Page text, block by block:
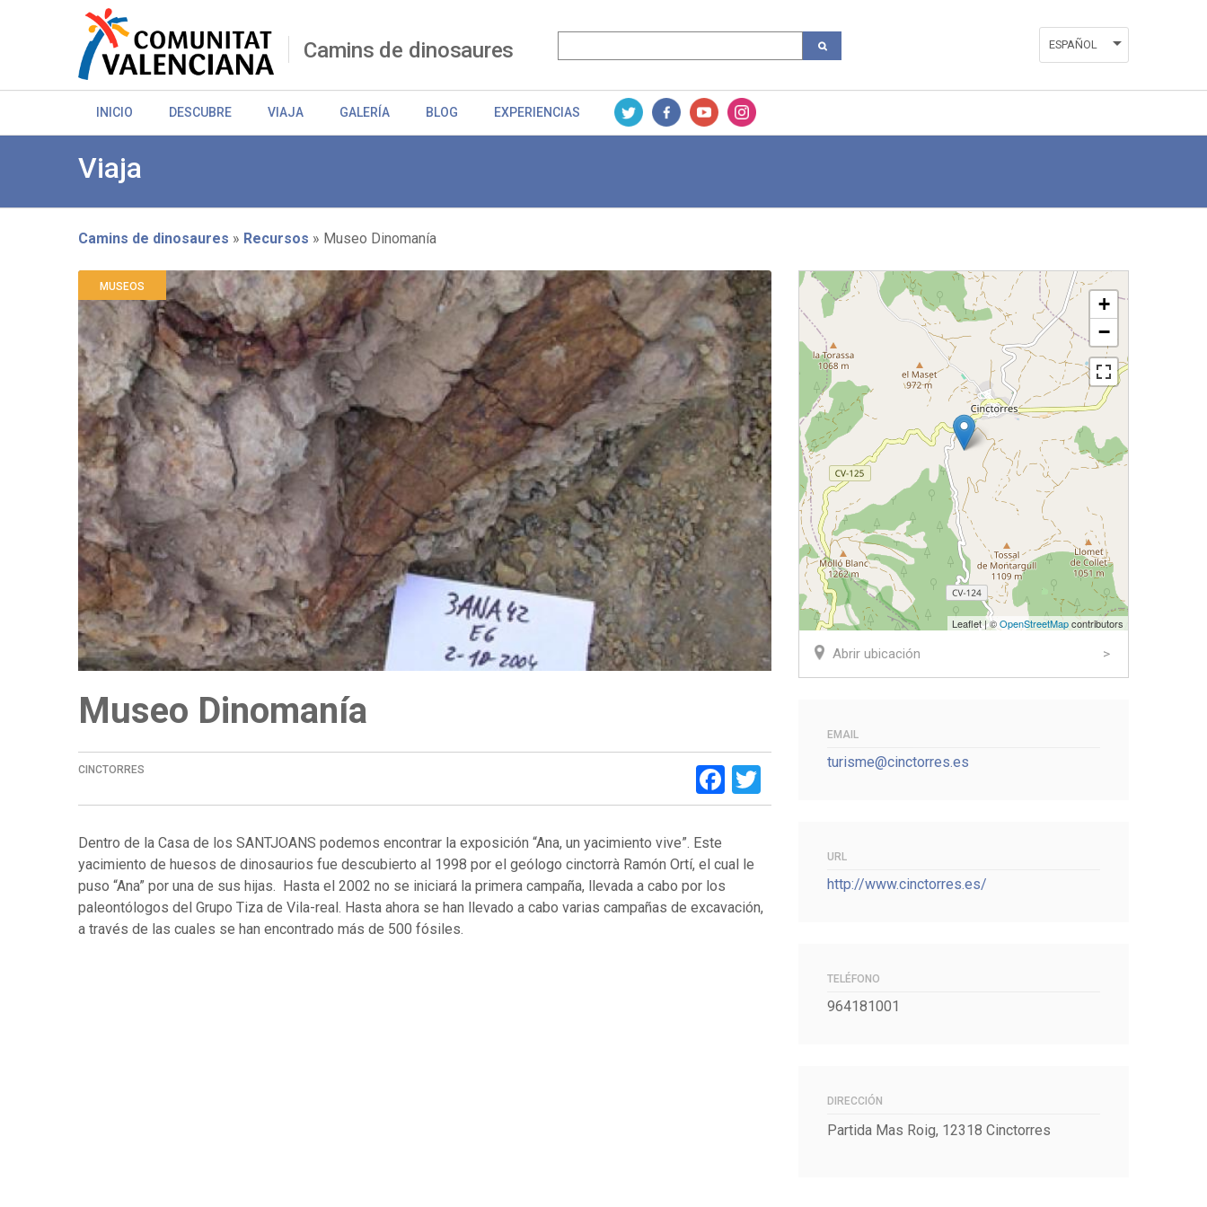
Camins de dinosaures ESPAÑOL
INICIO DESCUBRE VIAJA GALERÍA BLOG EXPERIENCIAS
Viaja
Sobrescribir
enlaces
de
ayuda
a
la
navegación
Camins de dinosaures Recursos Museo Dinomanía
MUSEOS
Museo Dinomanía
CINCTORRES Facebook
Twitter
Dentro de la Casa de los SANTJOANS podemos encontrar la exposición “Ana, un yacimiento vive”. Este
yacimiento de huesos de dinosaurios fue descubierto al 1998 por el geólogo cinctorrà Ramón Ortí, el cual le
puso “Ana” por una de sus hijas. Hasta el 2002 no se iniciará la primera campaña, llevada a cabo por los
paleontólogos del Grupo Tiza de Vila-real. Hasta ahora se han llevado a cabo varias campañas de excavación,
a través de las cuales se han encontrado más de 500 fósiles.
+
−
Leaflet | ©OpenStreetMapcontributors
Abrir ubicación
EMAIL
turisme@cinctorres.es
URL
http://www.cinctorres.es/
TELÉFONO
964181001
DIRECCIÓN
Partida Mas Roig, 12318 Cinctorres